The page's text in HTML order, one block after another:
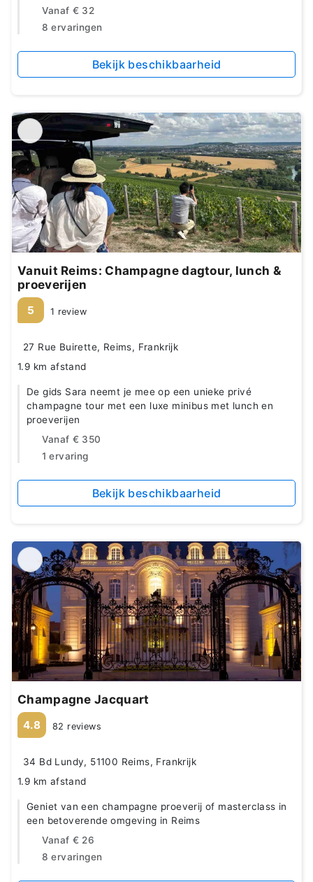
Vanaf € 32
8 ervaringen
Bekijk beschikbaarheid
Vanuit Reims: Champagne dagtour, lunch &
proeverijen
5 1 review
27 Rue Buirette, Reims, Frankrijk
1.9 km afstand
De gids Sara neemt je mee op een unieke privé
champagne tour met een luxe minibus met lunch en
proeverijen
Vanaf € 350
1 ervaring
Bekijk beschikbaarheid
Champagne Jacquart
4.8 82 reviews
34 Bd Lundy, 51100 Reims, Frankrijk
1.9 km afstand
Geniet van een champagne proeverij of masterclass in
een betoverende omgeving in Reims
Vanaf € 26
8 ervaringen